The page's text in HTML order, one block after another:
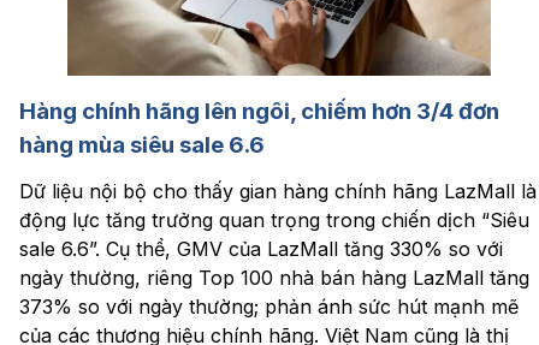
Hàng chính hãng lên ngôi, chiếm hơn 3/4 đơn
hàng mùa siêu sale 6.6
Dữ liệu nội bộ cho thấy gian hàng chính hãng LazMall là
động lực tăng trưởng quan trọng trong chiến dịch “Siêu
sale 6.6”. Cụ thể, GMV của LazMall tăng 330% so với
ngày thường, riêng Top 100 nhà bán hàng LazMall tăng
373% so với ngày thường; phản ánh sức hút mạnh mẽ
của các thương hiệu chính hãng. Việt Nam cũng là thị